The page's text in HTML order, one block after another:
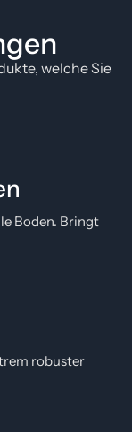
welche Sie
Boden. Bringt
robuster